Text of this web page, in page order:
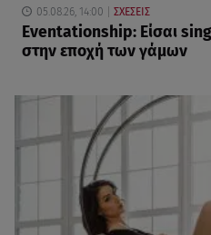
05.08.26, 14:00 ΣΧΕΣΕΙΣ
Eventationship: Είσαι
στην εποχή των γάμων